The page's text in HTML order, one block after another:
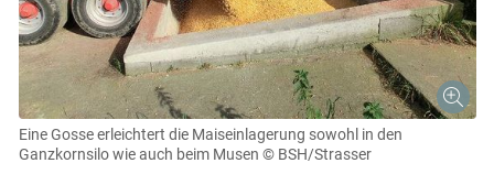
Eine Gosse erleichtert die Maiseinlagerung sowohl in den
Ganzkornsilo wie auch beim Musen © BSH/Strasser